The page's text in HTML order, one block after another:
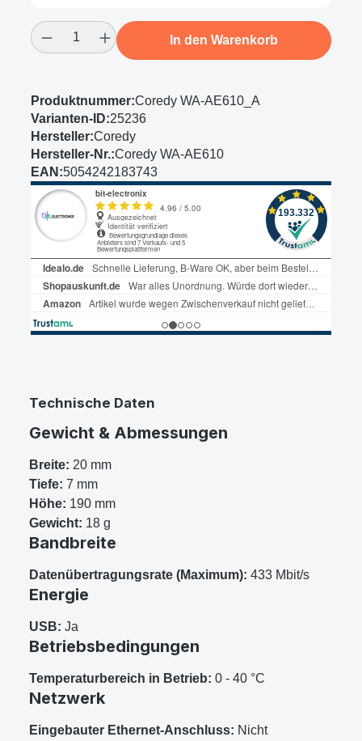
Produkt Anzahl: Gib den gewünschten
In den Warenkorb
Produktnummer:Coredy WA-AE610_A
Varianten-ID:25236
Hersteller:Coredy
Hersteller-Nr.:Coredy WA-AE610
EAN:5054242183743
Technische Daten
Gewicht & Abmessungen
Breite: 20 mm
Tiefe: 7 mm
Höhe: 190 mm
Gewicht: 18 g
Bandbreite
Datenübertragungsrate (Maximum): 433 Mbit/s
Energie
USB: Ja
Betriebsbedingungen
Temperaturbereich in Betrieb: 0 - 40 °C
Netzwerk
Eingebauter Ethernet-Anschluss: Nicht